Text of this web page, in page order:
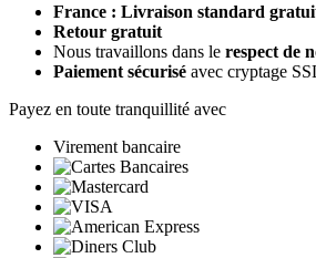
France : Livraison standard
Retour gratuit
Nous travaillons dans le respect de
Paiement sécurisé avec cryptage
Payez en toute tranquillité avec
Virement bancaire